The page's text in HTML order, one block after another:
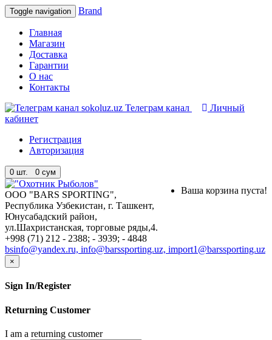
Toggle navigation Brand
Главная
Магазин
Доставка
Гарантии
О нас
Контакты
Телеграм канал
Личный
кабинет
Регистрация
Авторизация
0 шт. 0 сум
Ваша корзина пуста!
ООО "BARS SPORTING",
Республика Узбекистан, г. Ташкент,
Юнусабадский район,
ул.Шахристанская, торговые ряды,4.
+998 (71) 212 - 2388; - 3939; - 4848
bsinfo@yandex.ru, info@barssporting.uz, import1@barssporting.uz
×
Sign In/Register
Returning Customer
I am a returning customer